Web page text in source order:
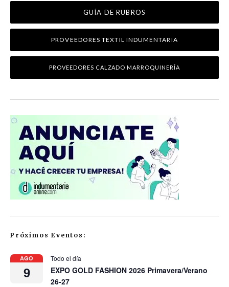
GUÍA DE RUBROS
PROVEEDORES TEXTIL INDUMENTARIA
PROVEEDORES CALZADO MARROQUINERÍA
Próximos Eventos:
AGO
9
Todo el día
EXPO GOLD FASHION 2026 Primavera/Verano
26-27